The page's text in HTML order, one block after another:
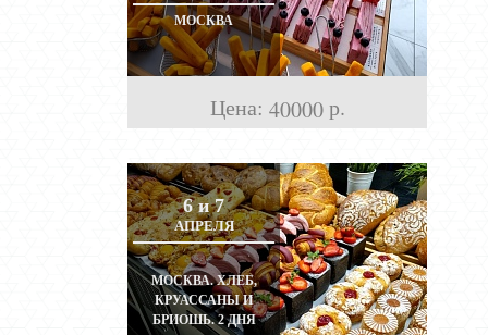
МОСКВА
Цена: 40000 р.
6 и 7
АПРЕЛЯ
МОСКВА. ХЛЕБ,
КРУАССАНЫ И
БРИОШЬ. 2 ДНЯ